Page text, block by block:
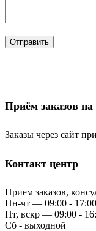
Приём заказов на
Заказы через сайт
Контакт центр
Прием заказов,
Пн-чт — 09:00 - 17:00
Пт, вскр — 09:00 -
Сб - выходной